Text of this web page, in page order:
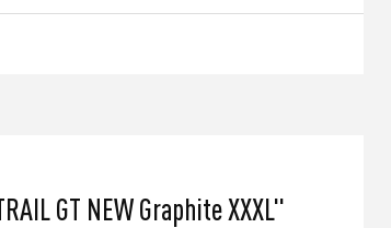
GT NEW Graphite XXXL"